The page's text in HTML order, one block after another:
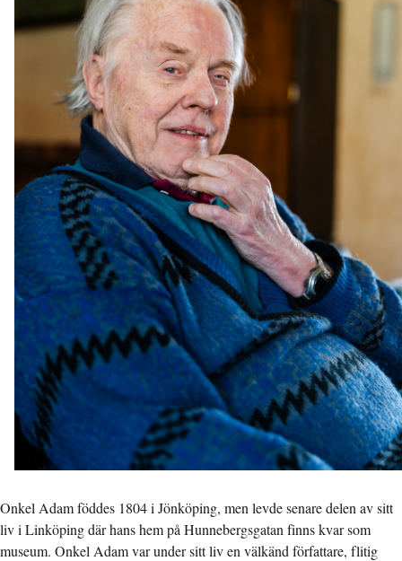
Onkel Adam föddes 1804i Jönköping, men levde senare delen av sitt
liv i Linköping där hans hem på Hunnebergsgatan finns kvar som
museum. Onkel Adam var under sitt liv en välkänd författare, flitig